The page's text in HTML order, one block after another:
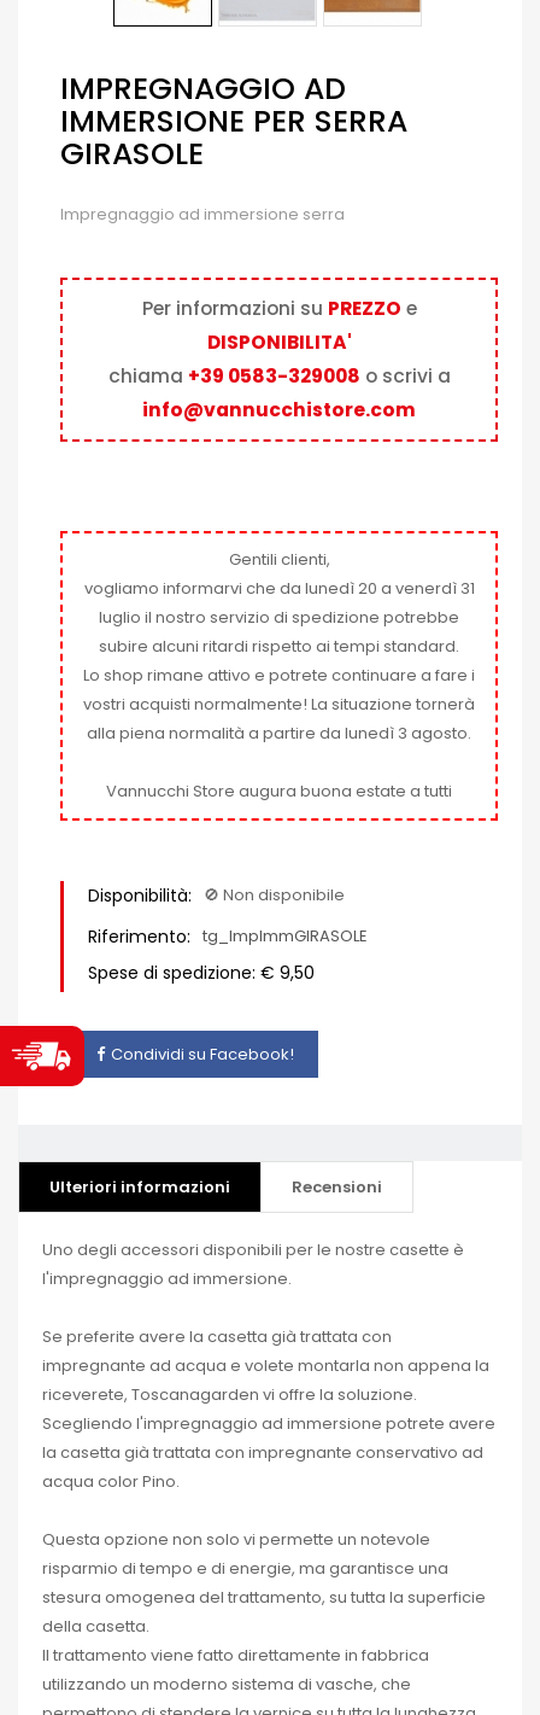
IMPREGNAGGIO AD
IMMERSIONE PER SERRA
GIRASOLE
Impregnaggio ad immersione serra
Per informazioni su PREZZO e
DISPONIBILITA'
chiama +39 0583-329008 o scrivi a
info@vannucchistore.com
Gentili clienti,
vogliamo informarvi che da lunedì 20 a venerdì 31
luglio il nostro servizio di spedizione potrebbe
subire alcuni ritardi rispetto ai tempi standard.
Lo shop rimane attivo e potrete continuare a fare i
vostri acquisti normalmente! La situazione tornerà
alla piena normalità a partire da lunedì 3 agosto.
Vannucchi Store augura buona estate a tutti
Disponibilità: 🚫​ Non disponibile
Riferimento: tg_ImpImmGIRASOLE
Spese di spedizione: € 9,50
Condividi su Facebook!
Ulteriori informazioni Recensioni
Uno degli accessori disponibili per le nostre casette è
l'impregnaggio ad immersione.
Se preferite avere la casetta già trattata con
impregnante ad acqua e volete montarla non appena la
riceverete, Toscanagarden vi offre la soluzione.
Scegliendo l'impregnaggio ad immersione potrete avere
la casetta già trattata con impregnante conservativo ad
acqua color Pino.
Questa opzione non solo vi permette un notevole
risparmio di tempo e di energie, ma garantisce una
stesura omogenea del trattamento, su tutta la superficie
della casetta.
Il trattamento viene fatto direttamente in fabbrica
utilizzando un moderno sistema di vasche, che